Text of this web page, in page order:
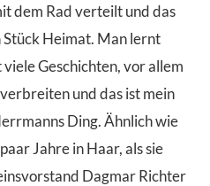
dem Rad verteilt und das
Heimat. Man lernt
Geschichten, vor allem
und das ist mein
Ding. Ähnlich wie
Jahre in Haar, als sie
Dagmar Richter